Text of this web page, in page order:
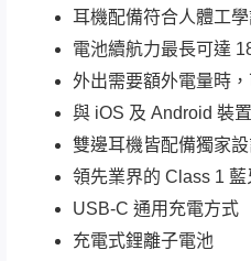
耳機配備符合人體工
電池續航力最長可達
外出需要額外電量時
與 iOS 及 Android 裝
雙邊耳機皆配備獨家
領先業界的 Class 1
USB-C 通用充電方式
充電式鋰離子電池